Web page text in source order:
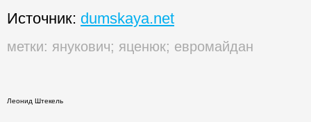
Источник: dumskaya.net
метки: янукович; яценюк; евромайдан
Леонид Штекель